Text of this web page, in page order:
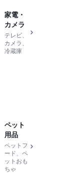
家電・
カメラ
テレビ、
カメラ、
冷蔵庫
ペット
用品
ペットフ
ード、ペ
ットおも
ちゃ